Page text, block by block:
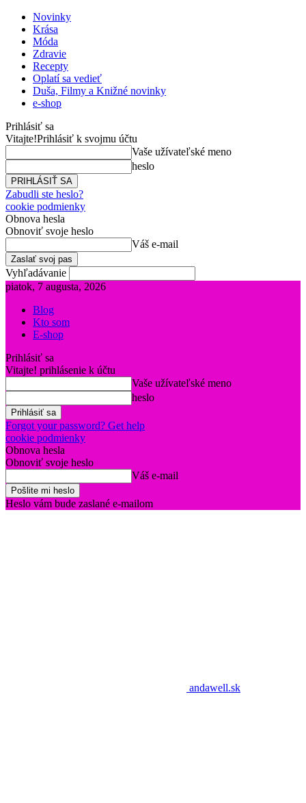
Novinky
Krása
Móda
Zdravie
Recepty
Oplatí sa vedieť
Duša, Filmy a Knižné novinky
e-shop
Prihlásiť sa
Vitajte!Prihlásiť k svojmu účtu
Vaše užívateľské meno
heslo
Zabudli ste heslo?
cookie podmienky
Obnova hesla
Obnoviť svoje heslo
Váš e-mail
Vyhľadávanie
piatok, 7 augusta, 2026
Blog
Kto som
E-shop
Prihlásiť sa
Vitajte! prihlásenie k účtu
Vaše užívateľské meno
heslo
Forgot your password? Get help
cookie podmienky
Obnova hesla
Obnoviť svoje heslo
Váš e-mail
Heslo vám bude zaslané e-mailom
andawell.sk